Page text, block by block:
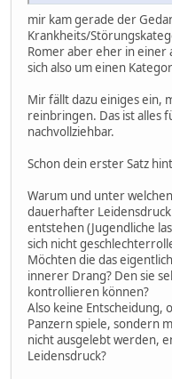
mir kam gerade der
Krankheits/
Romer aber eher in einer
sich also um einen
Mir fällt dazu einiges ein,
reinbringen. Das ist alles
nachvollziehbar.
Schon dein erster Satz
Warum und unter
dauerhafter
entstehen (Jugendliche
sich nicht
Möchten die das
innerer Drang? Den sie
kontrollieren können?
Also keine Entscheidung,
Panzern spiele, sondern
nicht ausgelebt werden,
Leidensdruck?